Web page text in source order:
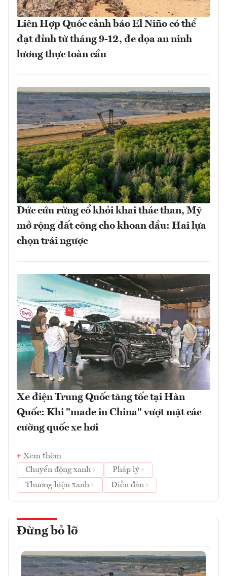
Liên Hợp Quốc cảnh báo El Niño có thể
đạt đỉnh từ tháng 9-12, đe dọa an ninh
lương thực toàn cầu
Đức cứu rừng cổ khỏi khai thác than, Mỹ
mở rộng đất công cho khoan dầu: Hai lựa
chọn trái ngược
Xe điện Trung Quốc tăng tốc tại Hàn
Quốc: Khi "made in China" vượt mặt các
cường quốc xe hơi
Xem thêm
Chuyển động xanh
Pháp lý
Thương hiệu xanh
Diễn đàn
Đừng bỏ lỡ